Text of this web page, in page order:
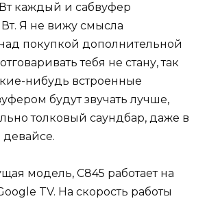
каждый и сабвуфер
Я не вижу смысла
покупкой дополнительной
тебя не стану, так
нибудь встроенные
будут звучать лучше,
толковый саундбар, даже в
модель, C845 работает на
TV. На скорость работы